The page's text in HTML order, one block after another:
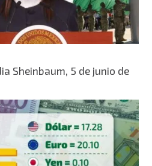
Sheinbaum, 5 de junio de